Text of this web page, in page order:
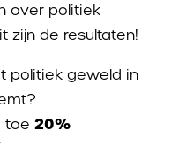
over politiek
zijn de resultaten!
politiek geweld in
toe 20%